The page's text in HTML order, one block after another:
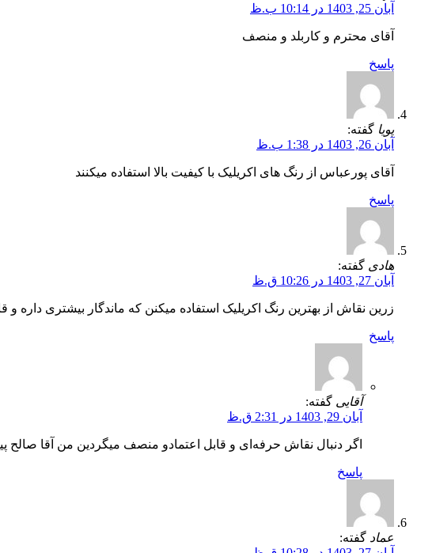
آبان 25, 1403 در 10:14 ب.ظ
آقای محترم و کاربلد و منصف
پاسخ
پویا گفته:
آبان 26, 1403 در 1:38 ب.ظ
آقای پورعباس از رنگ های اکریلیک با کیفیت بالا استفاده میکنند
پاسخ
هادی گفته:
آبان 27, 1403 در 10:26 ق.ظ
زرین نقاش از بهترین رنگ اکریلیک استفاده میکنن که ماندگار بیشتری
پاسخ
آقایی گفته:
آبان 29, 1403 در 2:31 ق.ظ
اگر دنبال نقاش حرفه‌ای و قابل اعتمادو منصف میگردین من آقا صالح
پاسخ
عماد گفته: